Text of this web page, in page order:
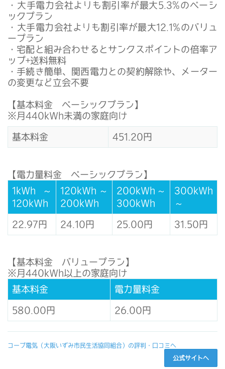
・大手電力会社よりも割引率が最大5.3%のベーシ
ックプラン
・大手電力会社よりも割引率が最大12.1%のバリュ
ープラン
・宅配と組み合わせるとサンクスポイントの倍率ア
ップ+送料無料
・手続き簡単、関西電力との契約解除や、メーター
の変更など立会不要
【基本料金 ベーシックプラン】
※月440kWh未満の家庭向け
基本料金 451.20円
【電力量料金 ベーシックプラン】
1kWh～
120kWh
120kWh～
200kWh
200kWh～
300kWh
300kWh
～
22.97円 24.10円 25.00円 31.50円
【基本料金 バリュープラン】
※月440kWh以上の家庭向け
基本料金
電力量料金
580.00円 26.00円
コープ電気（大阪いずみ市民生活協同組合）の評判・口コミへ
公式サイトへ